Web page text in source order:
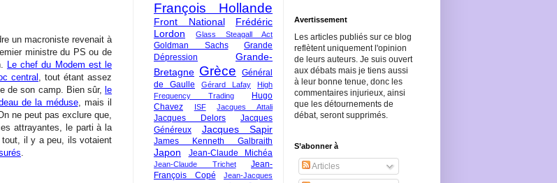
un macroniste revenait à
ministre du PS ou de
Le chef du Modem est le
central , tout étant assez
de son camp. Bien sûr, le
de la méduse, mais il
ne peut pas exclure que,
attrayantes, le parti à la
tout, il y a peu, ils votaient
.
François Hollande
Front National
Frédéric
Lordon
Glass Steagall Act
Goldman Sachs
Grande
Dépression
Grande-
Bretagne Grèce
Général
de Gaulle
Gérard Lafay
High
Frequency Trading
Hugo
Chavez
ISF Jacques Attali
Jacques Delors
Jacques
Généreux
Jacques Sapir
James Kenneth Galbraith
Japon Jean-Claude Michéa
Jean-Claude Trichet
Jean-
François Copé
Jean-Jacques
Avertissement
Les articles publiés sur ce blog
reflètent uniquement l'opinion
de leurs auteurs. Je suis ouvert
aux débats mais je tiens aussi
à leur bonne tenue, donc les
commentaires injurieux, ainsi
que les détournements de
débat, seront supprimés.
S’abonner à
Articles